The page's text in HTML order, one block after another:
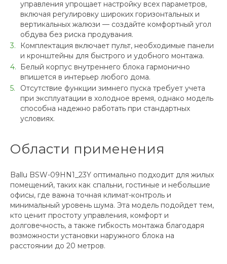
управления упрощает настройку всех параметров,
включая регулировку широких горизонтальных и
вертикальных жалюзи — создайте комфортный угол
обдува без риска продувания.
Комплектация включает пульт, необходимые панели
и кронштейны для быстрого и удобного монтажа.
Белый корпус внутреннего блока гармонично
впишется в интерьер любого дома.
Отсутствие функции зимнего пуска требует учета
при эксплуатации в холодное время, однако модель
способна надежно работать при стандартных
условиях.
Области применения
Ballu BSW-09HN1_23Y оптимально подходит для жилых
помещений, таких как спальни, гостиные и небольшие
офисы, где важна точная климат-контроль и
минимальный уровень шума. Эта модель подойдет тем,
кто ценит простоту управления, комфорт и
долговечность, а также гибкость монтажа благодаря
возможности установки наружного блока на
расстоянии до 20 метров.